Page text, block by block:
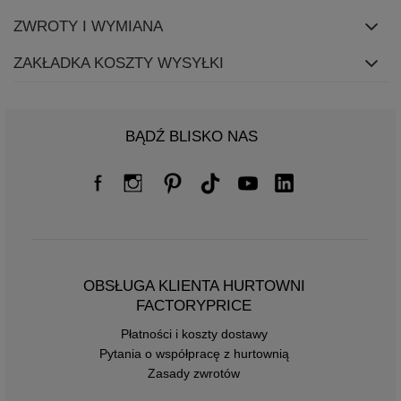
ZWROTY I WYMIANA
ZAKŁADKA KOSZTY WYSYŁKI
BĄDŹ BLISKO NAS
OBSŁUGA KLIENTA HURTOWNI
FACTORYPRICE
Płatności i koszty dostawy
Pytania o współpracę z hurtownią
Zasady zwrotów